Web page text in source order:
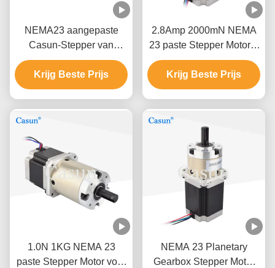
NEMA23 aangepaste
Casun-Stepper van
Motor2.8a 1.2N.M Robot
Arm Gearbox Motor
Krijg Beste Prijs
2.8Amp 2000mN NEMA
23 paste Stepper Motor 2
fase 1.3KG aan
Krijg Beste Prijs
1.0N 1KG NEMA 23
paste Stepper Motor voor
NEMA 23 Planetary
Gearbox Stepper Motor